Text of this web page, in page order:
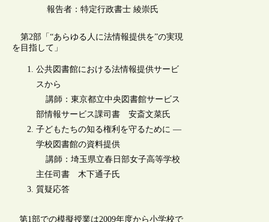
報告者：特定行政書士 綾崇氏
第2部「“あらゆる人に法情報提供を”の実現
を目指して」
公共図書館における法情報提供サービ
スから
講師：東京都立中央図書館サービス
部情報サービス課司書 安斎文菜氏
子どもたちの知る権利を守るために ―
学校図書館の資料提供
講師：埼玉県立春日部女子高等学校
主任司書 木下通子氏
質疑応答
第1部での模擬授業は2009年度から小学校で